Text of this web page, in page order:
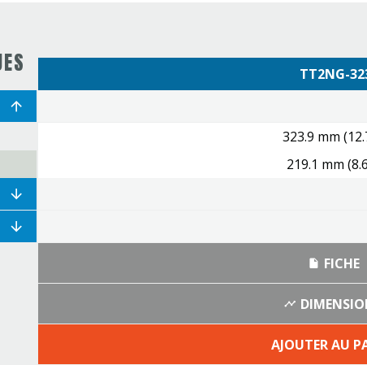
TT2NG-
323.9 mm
219.1 mm
FICHE
AJOUTER AU